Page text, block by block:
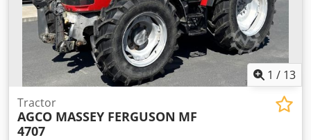
Elektronische motorbesturing met Vistronic-
ventilatorregeling * Motortoerentalgeheugen * Powercore
motorluchtfilter met voorfilter voor grove verontreiniging *
EasyCare koelerpakket * Extra brandstofforfilter met
waterafscheider * 500 liter brandstoftank
1 / 13
Tractor
AGCO MASSEY FERGUSON MF
4707